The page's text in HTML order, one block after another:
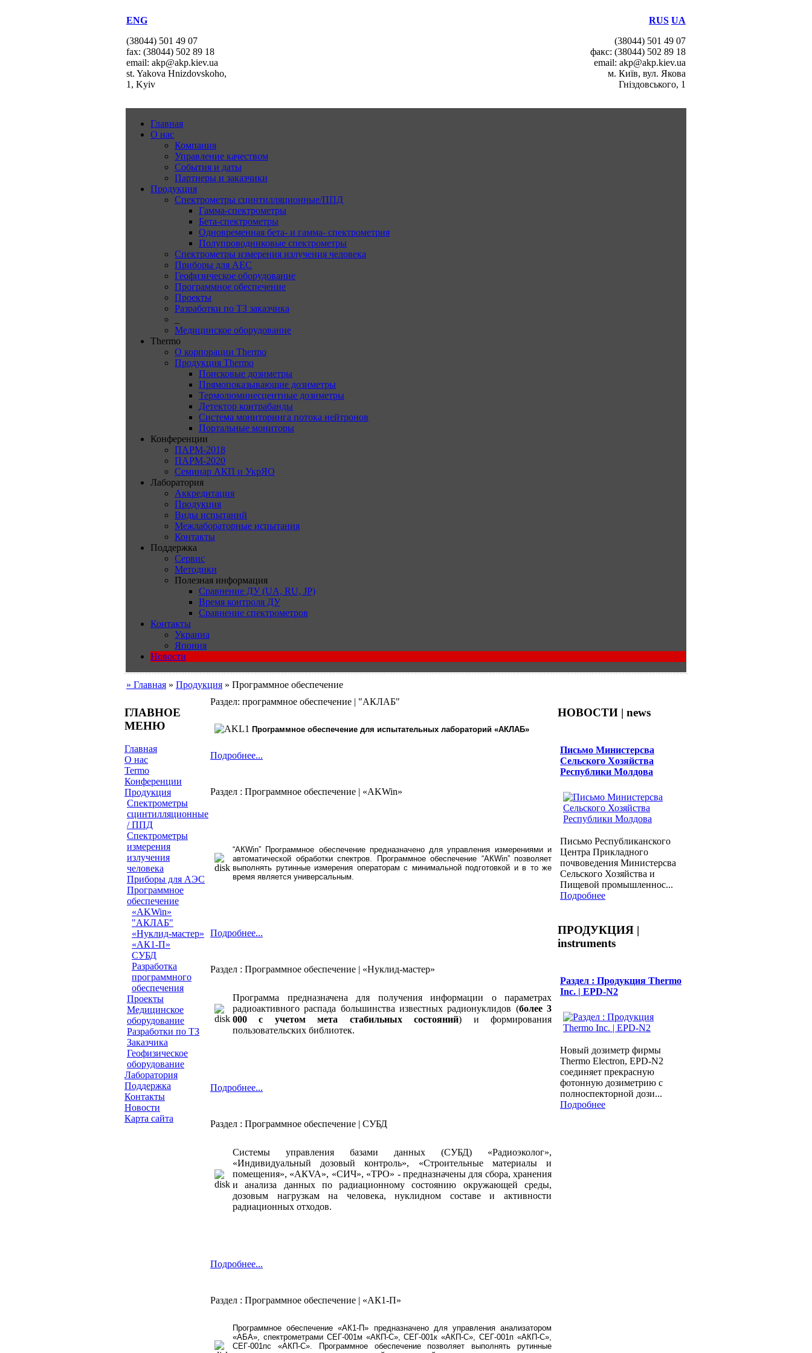
ENG
(38044) 501 49 07
fax: (38044) 502 89 18
email: akp@akp.kiev.ua
st. Yakova Hnizdovskoho,
1, Kyiv
RUS UA
(38044) 501 49 07
факс: (38044) 502 89 18
email: akp@akp.kiev.ua
м. Київ, вул. Якова
Гніздовського, 1
Главная
О нас
Компания
Управление качеством
События и даты
Партнеры и заказчики
Продукция
Спектрометры сцинтилляционные/ППД
Гамма-спектрометры
Бета-спектрометры
Одновременная бета- и гамма- спектрометрия
Полупроводниковые спектрометры
Спектрометры измерения излучения человека
Приборы для АЕС
Геофизическое оборудование
Программное обеспечение
Проекты
Разработки по ТЗ заказчика
Медицинское оборудование
Thermo
О корпорации Thermo
Продукция Thermo
Поисковые дозиметры
Прямопоказывающие дозиметры
Термолюминесцентные дозиметры
Детектор контрабанды
Система мониторинга потока нейтронов
Портальные мониторы
Конференции
ПАРМ-2018
ПАРМ-2020
Семинар АКП и УкрЯО
Лаборатория
Аккредитация
Продукция
Виды испытаний
Межлабораторные испытания
Контакты
Поддержка
Сервис
Методики
Полезная информация
Сравнение ДУ (UA, RU, JP)
Время контроля ДУ
Сравнение спектрометров
Контакты
Украина
Япония
Новости
» Главная » Продукция » Программное обеспечение
ГЛАВНОЕ
МЕНЮ
Главная
О нас
Termo
Конференции
Продукция
Cпектрометры
сцинтилляционные
/ ППД
Cпектрометры
измерения
излучения
человека
Приборы для АЭС
Программное
обеспечение
«AKWin»
"АКЛАБ"
«Нуклид-мастер»
«АК1-П»
СУБД
Разработка
программного
обеспечения
Проeкты
Медицинское
оборудование
Разработки по ТЗ
Заказчика
Геофизическое
оборудование
Лаборатория
Поддержка
Контакты
Новости
Карта сайта
Раздел: программное обеспечение | "АКЛАБ"
Программное обеспечение для испытательных лабораторий «АКЛАБ»
Подробнее...
Раздел : Программное обеспечение | «AKWin»
“АКWin” Программное обеспечение предназначено для управления измерениями и
автоматической обработки спектров. Программное обеспечение “АКWin” позволяет
выполнять рутинные измерения операторам с минимальной подготовкой и в то же
время является универсальным.
Подробнее...
Раздел : Программное обеспечение | «Нуклид-мастер»
Программа предназначена для получения информации о параметрах
радиоактивного распада большинства известных радионуклидов (более 3
000 с учетом мета стабильных состояний) и формирования
пользовательских библиотек.
Подробнее...
Раздел : Программное обеспечение | СУБД
Cистемы управления базами данных (СУБД) «Радиоэколог»,
«Индивидуальный дозовый контроль», «Строительные материалы и
помещения», «АКVA», «СИЧ», «ТРО» - предназначены для сбора, хранения
и анализа данных по радиационному состоянию окружающей среды,
дозовым нагрузкам на человека, нуклидном составе и активности
радиационных отходов.
Подробнее...
Раздел : Программное обеспечение | «АК1-П»
Программное обеспечение «АК1-П» предназначено для управления анализатором
«АБА», спектрометрами СЕГ-001м «АКП-С», СЕГ-001к «АКП-С», СЕГ-001п «АКП-С»,
СЕГ-001пс «АКП-С». Программное обеспечение позволяет выполнять рутинные
НОВОСТИ | news
Письмо Министерсва
Сельского Хозяйства
Республики Молдова
Письмо Республиканского
Центра Прикладного
почвоведения Министерсва
Сельского Хозяйства и
Пищевой промышленнос...
Подробнее
ПРОДУКЦИЯ |
instruments
Раздел : Продукция Thermo
Inc. | EPD-N2
Новый дозиметр фирмы
Thermo Electron, EPD-N2
соединяет прекрасную
фотонную дозиметрию с
полноспекторной дози...
Подробнее